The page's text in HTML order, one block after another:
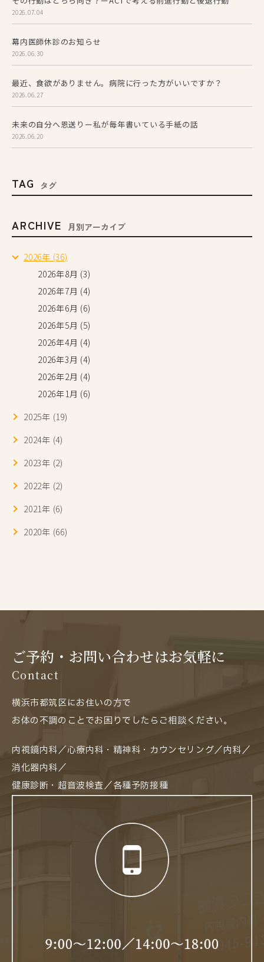
2026.07.04
幕内医師休診のお知らせ
2026.06.30
最近、食欲がありません。病院に行った方がいいですか？
2026.06.27
未来の自分へ恩送りー私が毎年書いている手紙の話
2026.06.20
TAG タグ
ARCHIVE 月別アーカイブ
2026年 (36)
2026年8月 (3)
2026年7月 (4)
2026年6月 (6)
2026年5月 (5)
2026年4月 (4)
2026年3月 (4)
2026年2月 (4)
2026年1月 (6)
2025年 (19)
2024年 (4)
2023年 (2)
2022年 (2)
2021年 (6)
2020年 (66)
ご予約・お問い合わせはお気軽に
Contact
横浜市都筑区にお住いの方で
お体の不調のことでお困りでしたらご相談ください。
内視鏡内科／心療内科・精神科・カウンセリング／内科／
消化器内科／
健康診断・超音波検査／各種予防接種